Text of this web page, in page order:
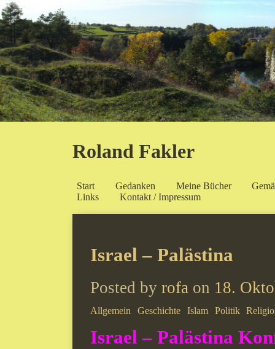
Roland Fakler
Start Gedanken Meine Bücher
Links
Kontakt / Impressum
Israel – Palästina
Posted by rofa on 18.
Allgemein Geschichte Islam Politik
Israel – Palästina